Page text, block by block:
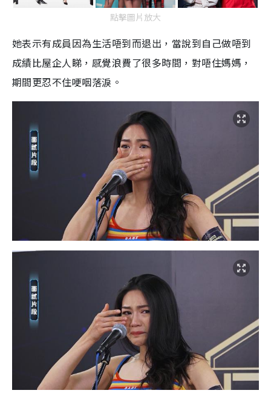
點擊圖片放大
她表示有成員因為生活唔到而退出，當說到自己做唔到
成績比屋企人睇，感覺浪費了很多時間，對唔住媽媽，
期間更忍不住哽咽落淚。